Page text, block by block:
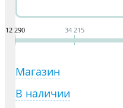
12 290 34 215
Магазин
В наличии